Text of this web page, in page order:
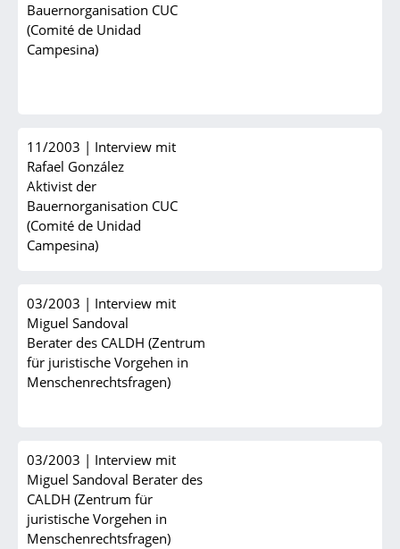
Bauernorganisation CUC
(Comité de Unidad
Campesina)
11/2003 | Interview mit
Rafael González
Aktivist der
Bauernorganisation CUC
(Comité de Unidad
Campesina)
03/2003 | Interview mit
Miguel Sandoval
Berater des CALDH (Zentrum
für juristische Vorgehen in
Menschenrechtsfragen)
03/2003 | Interview mit
Miguel Sandoval Berater des
CALDH (Zentrum für
juristische Vorgehen in
Menschenrechtsfragen)